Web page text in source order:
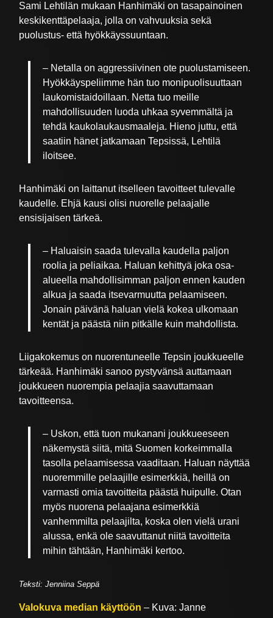
Sami Lehtilän mukaan Hanhimäki on tasapainoinen
keskikenttäpelaaja, jolla on vahvuuksia sekä
puolustus- että hyökkäyssuuntaan.
– Netalla on aggressiivinen ote puolustamiseen.
Hyökkäyspeliimme hän tuo monipuolisuuttaan
laukomistaidoillaan. Netta tuo meille
mahdollisuuden luoda uhkaa syvemmältä ja
tehdä kaukolaukausmaaleja. Hieno juttu, että
saatiin hänet jatkamaan Tepsissä, Lehtilä
iloitsee.
Hanhimäki on laittanut itselleen tavoitteet tulevalle
kaudelle. Ehjä kausi olisi nuorelle pelaajalle
ensisijaisen tärkeä.
– Haluaisin saada tulevalla kaudella paljon
roolia ja peliaikaa. Haluan kehittyä joka osa-
alueella mahdollisimman paljon ennen kauden
alkua ja saada itsevarmuutta pelaamiseen.
Jonain päivänä haluan vielä kokea ulkomaan
kentät ja päästä niin pitkälle kuin mahdollista.
Liigakokemus on nuorentuneelle Tepsin joukkueelle
tärkeää. Hanhimäki sanoo pystyvänsä auttamaan
joukkueen nuorempia pelaajia saavuttamaan
tavoitteensa.
– Uskon, että tuon mukanani joukkueeseen
näkemystä siitä, mitä Suomen korkeimmalla
tasolla pelaamisessa vaaditaan. Haluan näyttää
nuoremmille pelaajille esimerkkiä, heillä on
varmasti omia tavoitteita päästä huipulle. Otan
myös nuorena pelaajana esimerkkiä
vanhemmilta pelaajilta, koska olen vielä urani
alussa, enkä ole saavuttanut niitä tavoitteita
mihin tähtään, Hanhimäki kertoo.
Teksti: Jenniina Seppä
Valokuva median käyttöön – Kuva: Janne